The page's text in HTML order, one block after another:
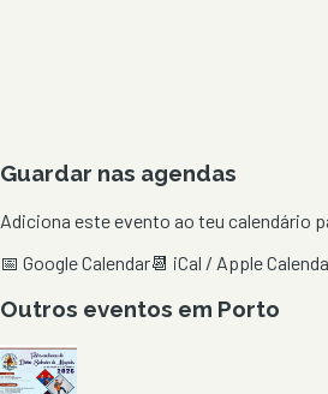
Guardar nas agendas
Adiciona este evento ao teu calendário
📅 Google Calendar📆 iCal / Apple
Outros eventos em Porto